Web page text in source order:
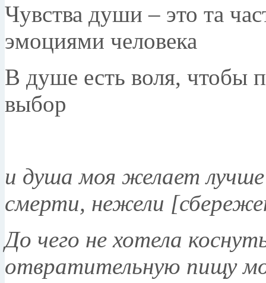
Чувства души – это та
эмоциями человека
В душе есть воля, чтобы
выбор
и душа моя желает
смерти, нежели
До чего не хотела
отвратительную пищу